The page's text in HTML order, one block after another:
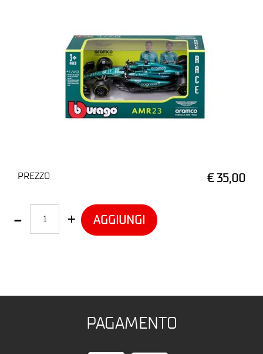
PREZZO € 35,00
AGGIUNGI
PAGAMENTO